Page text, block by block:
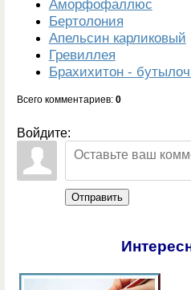
Аморфофаллюс
Бертолония
Апельсин карликовый
Гревиллея
Брахихитон -
Всего комментариев: 0
Войдите:
Отправить